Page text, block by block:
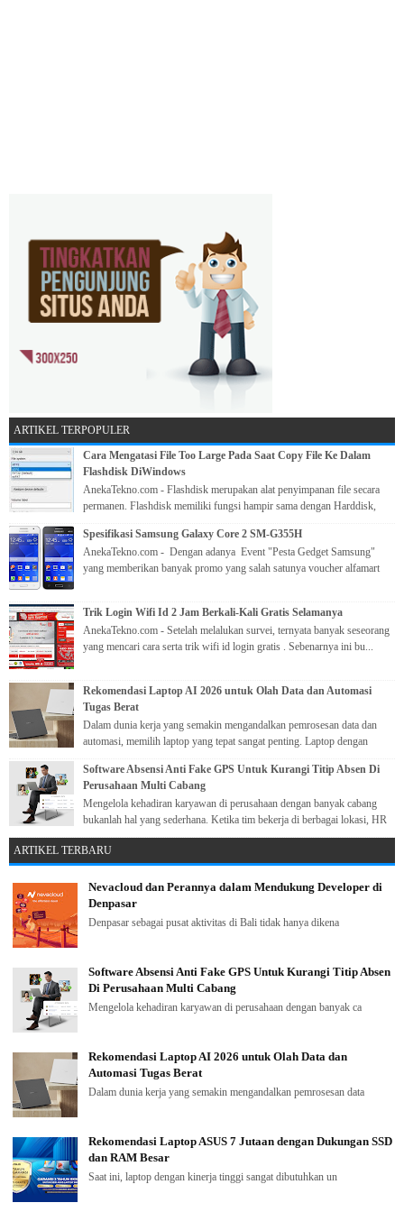
ARTIKEL TERPOPULER
Cara Mengatasi File Too Large Pada Saat Copy File Ke Dalam
Flashdisk DiWindows
AnekaTekno.com - Flashdisk merupakan alat penyimpanan file secara
permanen. Flashdisk memiliki fungsi hampir sama dengan Harddisk,
Spesifikasi Samsung Galaxy Core 2 SM-G355H
AnekaTekno.com - Dengan adanya Event "Pesta Gedget Samsung"
yang memberikan banyak promo yang salah satunya voucher alfamart
Trik Login Wifi Id 2 Jam Berkali-Kali Gratis Selamanya
AnekaTekno.com - Setelah melalukan survei, ternyata banyak seseorang
yang mencari cara serta trik wifi id login gratis . Sebenarnya ini bu...
Rekomendasi Laptop AI 2026 untuk Olah Data dan Automasi
Tugas Berat
Dalam dunia kerja yang semakin mengandalkan pemrosesan data dan
automasi, memilih laptop yang tepat sangat penting. Laptop dengan
Software Absensi Anti Fake GPS Untuk Kurangi Titip Absen Di
Perusahaan Multi Cabang
Mengelola kehadiran karyawan di perusahaan dengan banyak cabang
bukanlah hal yang sederhana. Ketika tim bekerja di berbagai lokasi, HR
perlu...
ARTIKEL TERBARU
Nevacloud dan Perannya dalam Mendukung Developer di
Denpasar
Denpasar sebagai pusat aktivitas di Bali tidak hanya dikena
Software Absensi Anti Fake GPS Untuk Kurangi Titip Absen
Di Perusahaan Multi Cabang
Mengelola kehadiran karyawan di perusahaan dengan banyak ca
Rekomendasi Laptop AI 2026 untuk Olah Data dan
Automasi Tugas Berat
Dalam dunia kerja yang semakin mengandalkan pemrosesan data
Rekomendasi Laptop ASUS 7 Jutaan dengan Dukungan SSD
dan RAM Besar
Saat ini, laptop dengan kinerja tinggi sangat dibutuhkan un